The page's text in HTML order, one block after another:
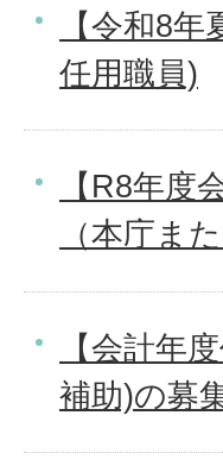
【令和8
任用職員)
【R8年度
（本庁ま
【会計年
補助)の募